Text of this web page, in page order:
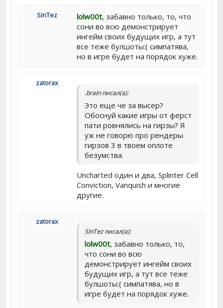
SinTez lolw00t, забавно только, то, что
сони во всю демонстрирует
ингейм своих будущих игр, а тут
все теже булшоты:( симпатява,
но в игре будет на порядок хуже.
zatorax
.brain писал(а):
Это еще че за высер?
Обоснуй какие игры от ферст
пати ровнялись на гирзы? Я
уж не говорю про рендеры
гирзов 3 в твоем оплоте
безумства.
Uncharted один и два, Splinter Cell
Conviction, Vanquish и многие
другие.
zatorax
SinTez писал(а):
lolw00t, забавно только, то,
что сони во всю
демонстрирует ингейм своих
будущих игр, а тут все теже
булшоты:( симпатява, но в
игре будет на порядок хуже.